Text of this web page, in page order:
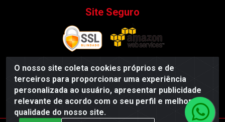
O nosso site coleta cookies próprios e de
terceiros para proporcionar uma experiência
personalizada ao usuário, apresentar publicidade
relevante de acordo com o seu perfil e melhorar a
qualidade do nosso site.
Site Seguro
Almeida Distribuidor - Rodovia BR 104, S/N, Centro -
Esperança/PB - CEP 58135-000 - CNPJ 35.419.548/0001-55